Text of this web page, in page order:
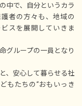
）
中で、自分というカラ
者の方々も、地域の
スを展開していきま
グループの一員となり
、安心して暮らせる社
もたちの“おもいっき